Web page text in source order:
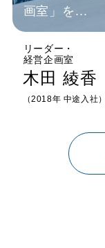
画室」を...
リーダー ・
経営企画室
木田 綾香
（2018年 中途入社）